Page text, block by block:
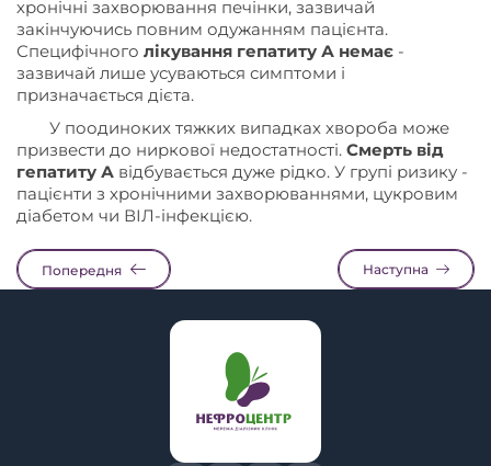
хронічні захворювання печінки, зазвичай
закінчуючись повним одужанням пацієнта.
Специфічного лікування гепатиту А немає -
зазвичай лише усуваються симптоми і
призначається дієта.
У поодиноких тяжких випадках хвороба може
призвести до ниркової недостатності. Смерть від
гепатиту А відбувається дуже рідко. У групі ризику -
пацієнти з хронічними захворюваннями, цукровим
діабетом чи ВІЛ-інфекцією.
Попередня Наступна